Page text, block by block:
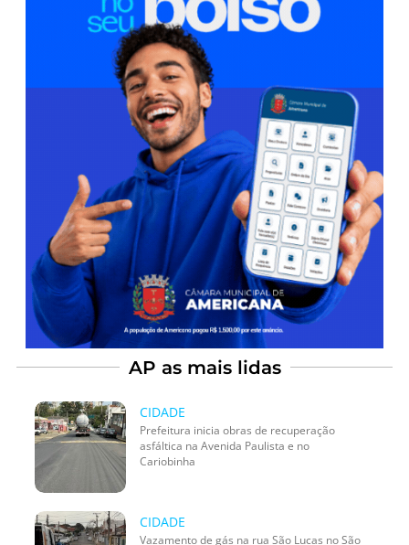
AP as mais lidas
CIDADE
Prefeitura inicia obras de recuperação
asfáltica na Avenida Paulista e no
Cariobinha
CIDADE
Vazamento de gás na rua São Lucas no São